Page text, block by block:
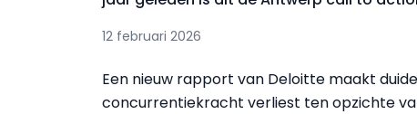
12 februari 2026
Een nieuw rapport van Deloitte maakt
concurrentiekracht verliest ten opzichte